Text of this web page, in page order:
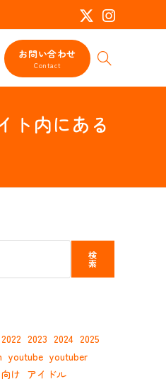
お問い合わせ
Contact
ウ
イ
ト
ト内にある
検
索
2022 2023 2024 2025
youtube youtuber
け アイドル